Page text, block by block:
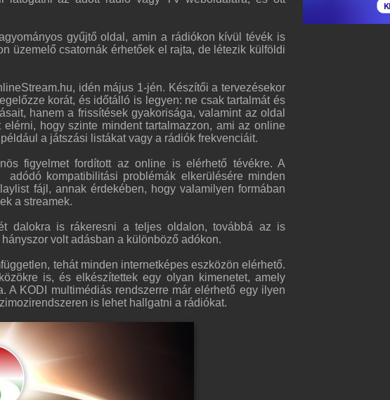
gyűjtő oldal, amin a rádiókon kívül tévék is
üzemelő csatornák érhetőek el rajta, de létezik külföldi
idén május 1-jén. Készítői a tervezésekor
korát, és időtálló is legyen: ne csak tartalmát és
hanem a frissítések gyakorisága, valamint az oldal
hogy szinte mindent tartalmazzon, ami az online
a játszási listákat vagy a rádiók frekvenciáit.
figyelmet fordított az online is elérhető tévékre. A
kompatibilitási problémák elkerülésére minden
fájl, annak érdekében, hogy valamilyen formában
a streamek.
dalokra is rákeresni a teljes oldalon, továbbá az is
volt adásban a különböző adókon.
tehát minden internetképes eszközön elérhető.
is, és elkészítettek egy olyan kimenetet, amely
A KODI multimédiás rendszerre már elérhető egy ilyen
is lehet hallgatni a rádiókat.